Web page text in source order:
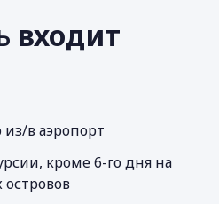
входит
в аэропорт
кроме 6-го дня на